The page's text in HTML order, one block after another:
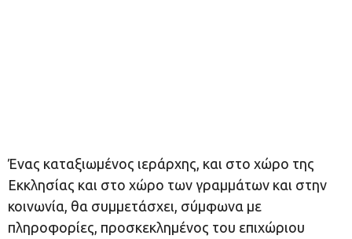
Ένας καταξιωμένος ιεράρχης, και στο χώρο της
Εκκλησίας και στο χώρο των γραμμάτων και στην
κοινωνία, θα συμμετάσχει, σύμφωνα με
πληροφορίες, προσκεκλημένος του επιχώριου